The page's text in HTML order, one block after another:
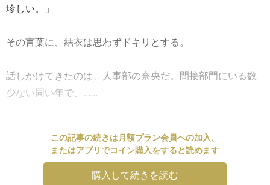
珍しい。」
その言葉に、結衣は思わずドキリとする。
話しかけてきたのは、人事部の奈央だ。間接部門にいる数
少ない同い年で、......
この記事の続きは月額プラン会員への加入、
またはアプリでコイン購入をすると読めます
購入して続きを読む